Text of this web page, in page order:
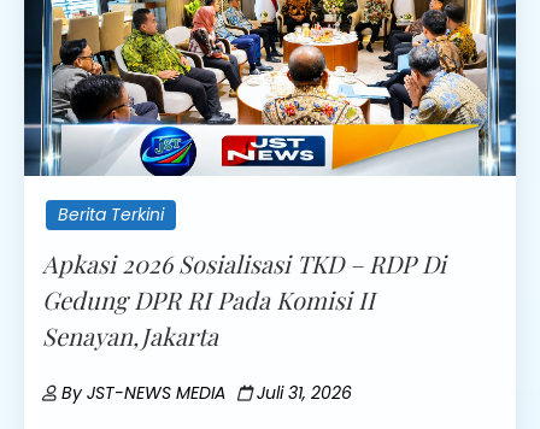
Berita Terkini
Apkasi 2026 Sosialisasi TKD – RDP Di
Gedung DPR RI Pada Komisi II
Senayan,Jakarta
ByJST-NEWS MEDIA Juli 31, 2026